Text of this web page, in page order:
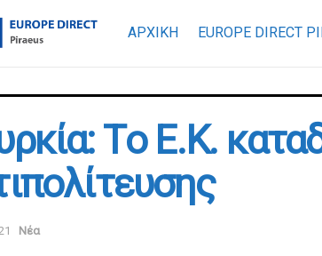
ΑΡΧΙΚΗ EUROPE DIRECT
Τo Ε.Κ.
Νέα